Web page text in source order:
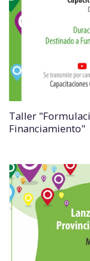
Taller
Financiamiento"